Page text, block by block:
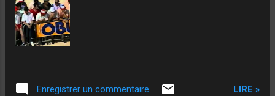
Enregistrer un commentaire LIRE »